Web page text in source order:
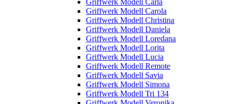
Griffwerk Modell Carola
Griffwerk Modell Christina
Griffwerk Modell Daniela
Griffwerk Modell Loredana
Griffwerk Modell Lorita
Griffwerk Modell Lucia
Griffwerk Modell Remote
Griffwerk Modell Savia
Griffwerk Modell Simona
Griffwerk Modell Tri 134